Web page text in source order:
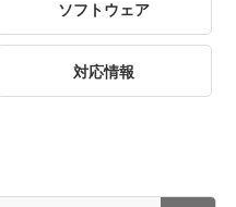
ソフトウェア
対応情報